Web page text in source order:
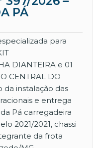
PÁ
para
DIANTEIRA e 01
CENTRAL DO
da instalação das
e entrega
Pá carregadeira
2021/2021, chassi
da frota